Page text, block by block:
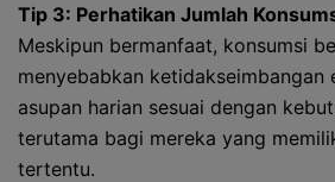
Tip 3: Perhatikan Jumlah
Meskipun bermanfaat, konsumsi
menyebabkan ketidakseimbangan
asupan harian sesuai dengan
terutama bagi mereka yang
tertentu.